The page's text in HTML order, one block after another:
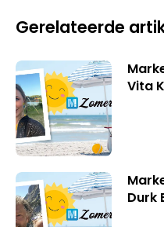
Gerelateerde
Vita
Durk